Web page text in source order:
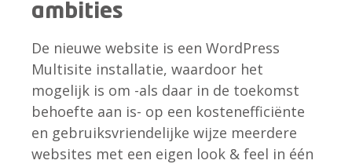
ambities
De nieuwe website is een WordPress
Multisite installatie, waardoor het
mogelijk is om -als daar in de toekomst
behoefte aan is- op een kostenefficiënte
en gebruiksvriendelijke wijze meerdere
websites met een eigen look & feel in één